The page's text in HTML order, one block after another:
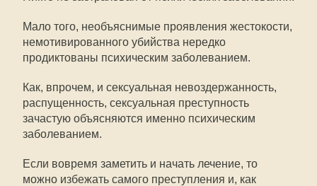
Мало того, необъяснимые проявления жестокости,
немотивированного убийства нередко
продиктованы психическим заболеванием.
Как, впрочем, и сексуальная невоздержанность,
распущенность, сексуальная преступность
зачастую объясняются именно психическим
заболеванием.
Если вовремя заметить и начать лечение, то
можно избежать самого преступления и, как